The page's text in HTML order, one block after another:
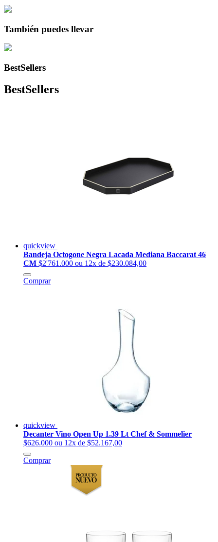
También puedes llevar
BestSellers
BestSellers
quickview
Bandeja Octogone Negra Lacada Mediana Baccarat 46
CM $2'761.000 ou 12x de $230.084,00
Comprar
quickview
Decanter Vino Open Up 1.39 Lt Chef & Sommelier
$626.000 ou 12x de $52.167,00
Comprar